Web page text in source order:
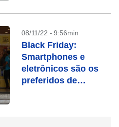
08/11/22 - 9:56min
Black Friday:
Smartphones e
eletrônicos são os
preferidos de